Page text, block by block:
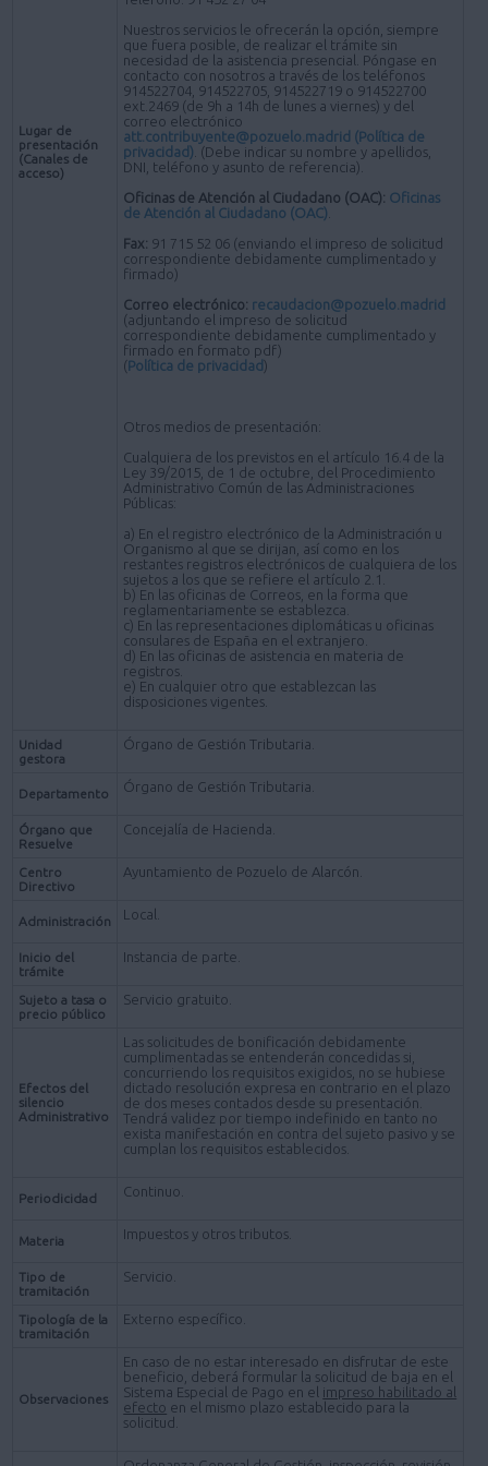
Lugar de
presentación
(Canales de
acceso)
Nuestros servicios le ofrecerán la opción, siempre
que fuera posible, de realizar el trámite sin
necesidad de la asistencia presencial. Póngase en
contacto con nosotros a través de los teléfonos
914522704, 914522705, 914522719 o 914522700
ext.2469 (de 9h a 14h de lunes a viernes) y del
correo electrónico
att.contribuyente@pozuelo.madrid (Política de
privacidad) . (Debe indicar su nombre y apellidos,
DNI, teléfono y asunto de referencia).
Oficinas de Atención al Ciudadano (OAC): Oficinas
de Atención al Ciudadano (OAC)
Fax: 91 715 52 06 (enviando el impreso de solicitud
correspondiente debidamente cumplimentado y
firmado)
Correo electrónico: recaudacion@pozuelo.madrid
(adjuntando el impreso de solicitud
correspondiente debidamente cumplimentado y
firmado en formato pdf)
(Política de privacidad)
Otros medios de presentación:
Cualquiera de los previstos en el artículo 16.4 de la
Ley 39/2015, de 1 de octubre, del Procedimiento
Administrativo Común de las Administraciones
Públicas:
a) En el registro electrónico de la Administración u
Organismo al que se dirijan, así como en los
restantes registros electrónicos de cualquiera de los
sujetos a los que se refiere el artículo 2.1.
b) En las oficinas de Correos, en la forma que
reglamentariamente se establezca.
c) En las representaciones diplomáticas u oficinas
consulares de España en el extranjero.
d) En las oficinas de asistencia en materia de
registros.
e) En cualquier otro que establezcan las
disposiciones vigentes.
Unidad
gestora
Órgano de Gestión Tributaria.
Departamento Órgano de Gestión Tributaria.
Órgano que
Resuelve
Concejalía de Hacienda.
Centro
Directivo
Ayuntamiento de Pozuelo de Alarcón.
Administración Local.
Inicio del
trámite
Instancia de parte.
Sujeto a tasa o
precio público
Servicio gratuito.
Efectos del
silencio
Administrativo
Las solicitudes de bonificación debidamente
cumplimentadas se entenderán concedidas si,
concurriendo los requisitos exigidos, no se hubiese
dictado resolución expresa en contrario en el plazo
de dos meses contados desde su presentación.
Tendrá validez por tiempo indefinido en tanto no
exista manifestación en contra del sujeto pasivo y se
cumplan los requisitos establecidos.
Periodicidad Continuo.
Materia Impuestos y otros tributos.
Tipo de
tramitación
Servicio.
Tipología de la
tramitación
Externo específico.
Observaciones
En caso de no estar interesado en disfrutar de este
beneficio, deberá formular la solicitud de baja en el
Sistema Especial de Pago en el impreso habilitado al
efecto en el mismo plazo establecido para la
solicitud.